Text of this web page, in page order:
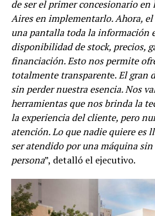
de ser el primer concesionario en
Aires en implementarlo. Ahora,
una pantalla toda la información
disponibilidad de stock, precios,
financiación. Esto nos permite
totalmente transparente.El gran
sin perder nuestra esencia. Nos
herramientas que nos brinda la
la experiencia del cliente, pero
atención. Lo que nadie quiere es
ser atendido por una máquina
persona”, detalló el ejecutivo.